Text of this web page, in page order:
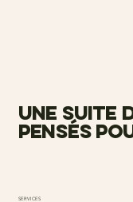
une suite
pensés
SERVICES